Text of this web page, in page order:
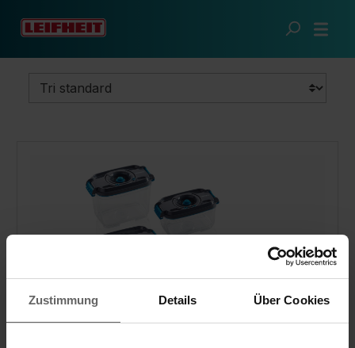
Zustimmung Details Über Cookies
Passer au contenu principal